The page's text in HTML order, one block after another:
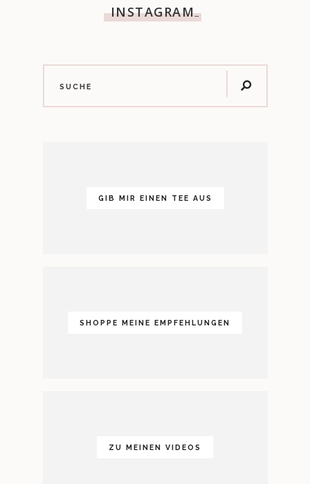
INSTAGRAM…
GIB MIR EINEN TEE AUS
SHOPPE MEINE EMPFEHLUNGEN
ZU MEINEN VIDEOS